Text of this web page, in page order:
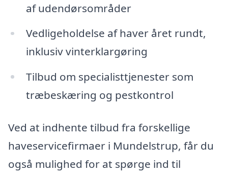
af udendørsområder
Vedligeholdelse af haver året rundt,
inklusiv vinterklargøring
Tilbud om specialisttjenester som
træbeskæring og pestkontrol
Ved at indhente tilbud fra forskellige
haveservicefirmaer i Mundelstrup, får du
også mulighed for at spørge ind til